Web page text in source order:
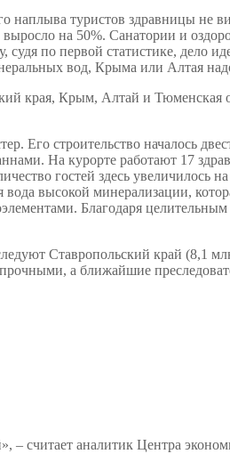
наплыва туристов здравницы не
на 50%. Санатории и
судя по первой статистике, дело
вод, Крыма или Алтая
края, Крым, Алтай и Тюменская
строительство началось
На курорте работают 17
гостей здесь увеличилось
высокой минерализации,
Благодаря целительным
Ставропольский край (8,1
а ближайшие
считает аналитик Центра